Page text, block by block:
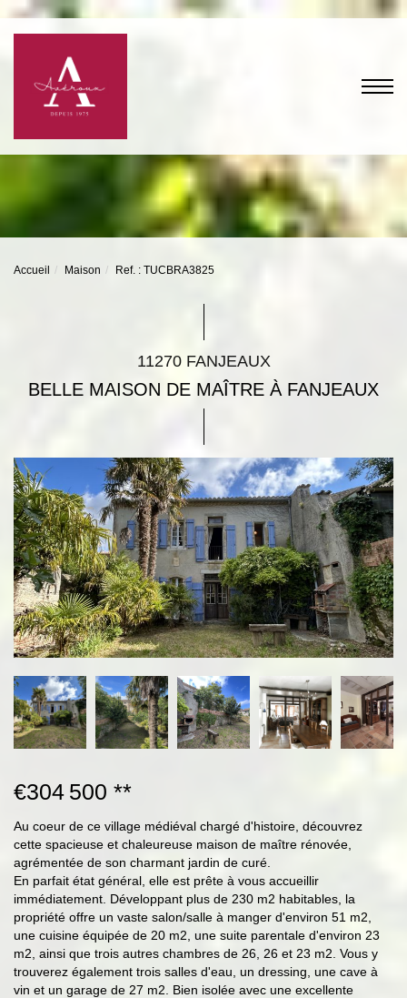
Accueil Maison Ref. : TUCBRA3825
11270 FANJEAUX
BELLE MAISON DE MAÎTRE À FANJEAUX
€304 500 **
Au coeur de ce village médiéval chargé d'histoire, découvrez
cette spacieuse et chaleureuse maison de maître rénovée,
agrémentée de son charmant jardin de curé.
En parfait état général, elle est prête à vous accueillir
immédiatement. Développant plus de 230 m2 habitables, la
propriété offre un vaste salon/salle à manger d'environ 51 m2,
une cuisine équipée de 20 m2, une suite parentale d'environ 23
m2, ainsi que trois autres chambres de 26, 26 et 23 m2. Vous y
trouverez également trois salles d'eau, un dressing, une cave à
vin et un garage de 27 m2. Bien isolée avec une excellente